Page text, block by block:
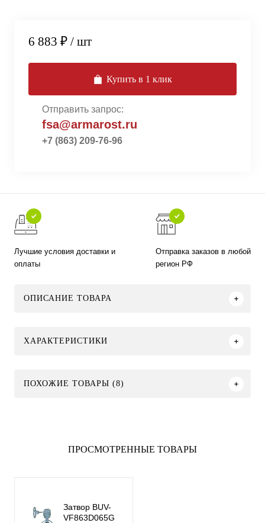
6 883 ₽ / шт
Купить в 1 клик
Отправить запрос:
fsa@armarost.ru
+7 (863) 209-76-96
Лучшие условия доставки и
оплаты
Отправка заказов в любой
регион РФ
ОПИСАНИЕ ТОВАРА
ХАРАКТЕРИСТИКИ
ПОХОЖИЕ ТОВАРЫ (8)
ПРОСМОТРЕННЫЕ ТОВАРЫ
Затвор BUV-
VF863D065G